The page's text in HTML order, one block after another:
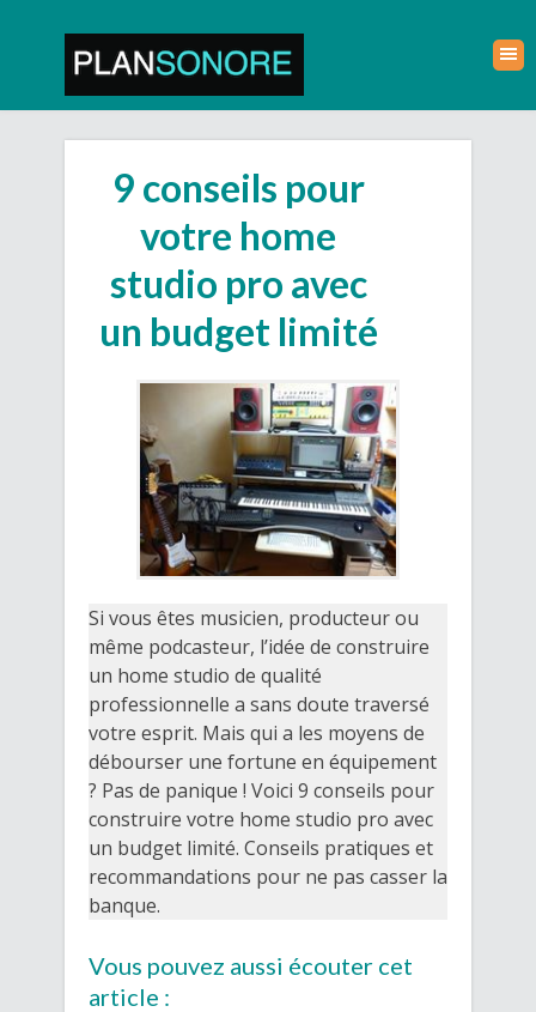
9 conseils pour
votre home
studio pro avec
un budget limité
Si vous êtes musicien, producteur ou
même podcasteur, l’idée de construire
un home studio de qualité
professionnelle a sans doute traversé
votre esprit. Mais qui a les moyens de
débourser une fortune en équipement
? Pas de panique ! Voici 9 conseils pour
construire votre home studio pro avec
un budget limité. Conseils pratiques et
recommandations pour ne pas casser la
banque.
Vous pouvez aussi écouter cet
article :